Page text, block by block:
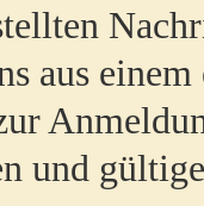
aus
und